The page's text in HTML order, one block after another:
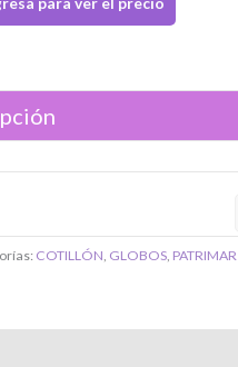
COTILLÓN, GLOBOS, PATRIMAR